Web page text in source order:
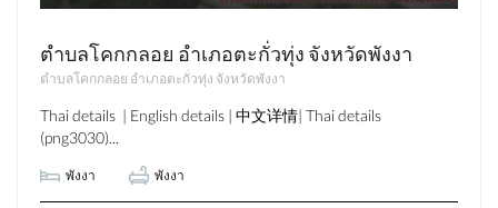
ตำบลโคกกลอย อำเภอตะกั่วทุ่ง จังหวัดพังงา
ตำบลโคกกลอย อำเภอตะกั่วทุ่ง จังหวัดพังงา
Thai details | English details | 中文详情| Thai details
(png3030)...
พังงา พังงา